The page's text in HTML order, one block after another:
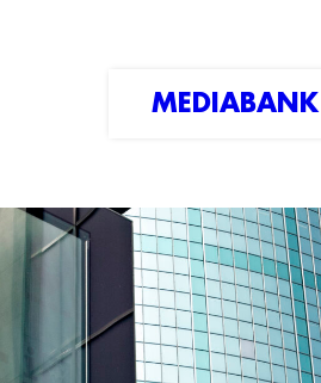
MEDIABANK